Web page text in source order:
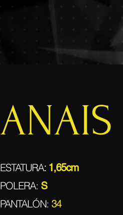
ANAIS
ESTATURA: 1,65cm
POLERA: S
PANTALÓN: 34